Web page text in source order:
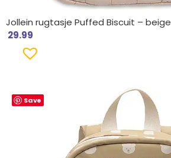
Jollein rugtasje Puffed Biscuit – beige
29.99
Save